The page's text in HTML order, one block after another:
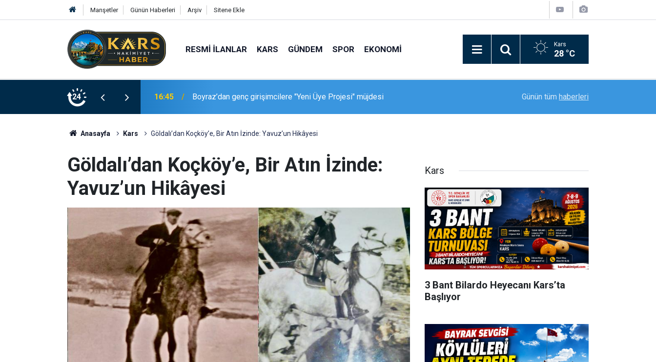
Manşetler Günün Haberleri Arşiv Sitene Ekle
RESMI İLANLAR KARS GÜNDEM SPOR EKONOMI Kars
28 °C
24
Üye Projesi" müjdesi 16:37 Palandöken Geçidi’nde feci kaza: 150 metrelik uçuruma yuvarlandı Ağrı’da 2026-2027 eğitim öğretim yılı
Günün tüm haberleri
Anasayfa Kars Göldalı’dan Koçköy’e, Bir Atın İzinde: Yavuz’un Hikâyesi
Göldalı’dan Koçköy’e, Bir Atın İzinde:
Yavuz’un Hikâyesi
Kars
3 Bant Bilardo Heyecanı Kars’ta
Başlıyor